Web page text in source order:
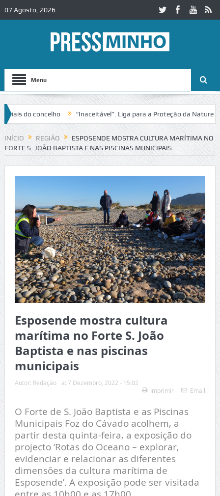
07 Agosto, 2026
Menu
“Inaceitável”. Liga para a Proteção da Natureza contesta
Alcobaça Igreja do Castelo de Cerveira assegura
INÍCIO REGIÃO
ESPOSENDE MOSTRA CULTURA MARÍTIMA NO
FORTE S. JOÃO BAPTISTA E NAS PISCINAS MUNICIPAIS
Esposende mostra cultura
marítima no Forte S. João
Baptista e nas piscinas
municipais
Autor: Redação a: 7 Dezembro, 2022 - 15:02
Imprimir
Email
O Forte de S. João Baptista e as Piscinas
Municipais Foz do Cávado acolhem, a
partir desta quinta-feira, a exposição do
projecto ‘Rotas do Oceano – explorar,
evidenciar e relacionar as diferentes
dimensões da cultura marítima de
Esposende’. A exposição pode ser visitada